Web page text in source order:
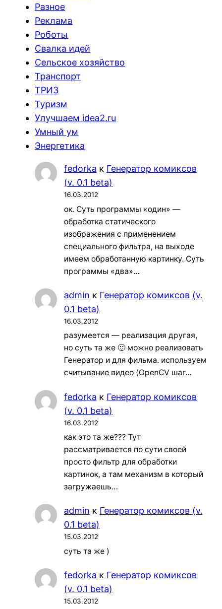
Разное
Реклама
Роботы
Свалка идей
Сельское хозяйство
Транспорт
ТРИЗ
Туризм
Улучшаем idea2.ru
Умный ум
Энергетика
fedorka к Генератор комиксов
(v. 0.1 beta)
16.03.2012
ок. Суть программы «один» —
обработка статического
изображения с применением
специального фильтра, на выходе
имеем обработанную картинку. Суть
программы «два»…
admin к Генератор комиксов (v.
0.1 beta)
16.03.2012
разумеется — реализация другая,
но суть та же 🙂 можно реализовать
Генератор и для фильма. используем
считывание видео (OpenCV шаг…
fedorka к Генератор комиксов
(v. 0.1 beta)
16.03.2012
как это та же??? Тут
рассматривается по сути своей
просто фильтр для обработки
картинок, а там механизм в который
загружаешь…
admin к Генератор комиксов (v.
0.1 beta)
15.03.2012
суть та же )
fedorka к Генератор комиксов
(v. 0.1 beta)
15.03.2012